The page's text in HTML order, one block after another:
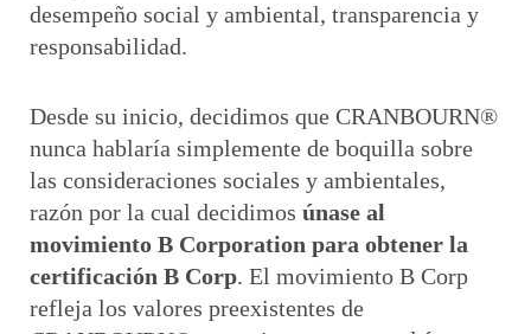
desempeño social y ambiental, transparencia y
responsabilidad.
Desde su inicio, decidimos que CRANBOURN®
nunca hablaría simplemente de boquilla sobre
las consideraciones sociales y ambientales,
razón por la cual decidimos únase al
movimiento B Corporation para obtener la
certificación B Corp. El movimiento B Corp
refleja los valores preexistentes de